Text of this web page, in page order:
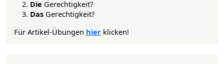
Die Gerechtigkeit?
Das Gerechtigkeit?
Für Artikel-Übungen hier klicken!